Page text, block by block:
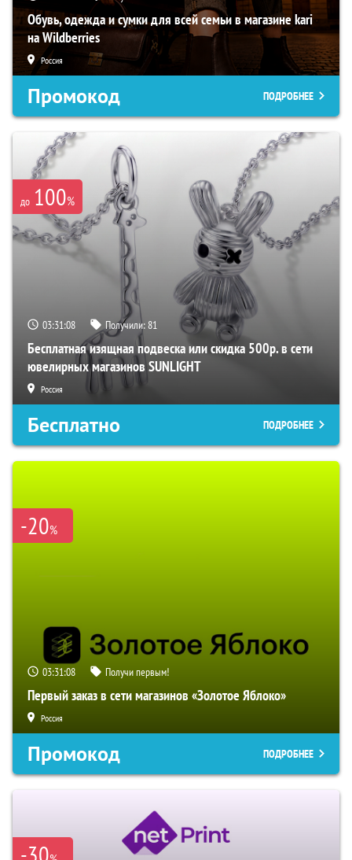
Обувь, одежда и сумки для всей семьи в магазине kari
на Wildberries
Россия
Промокод ПОДРОБНЕЕ
до 100%
03:31:08 Получили:81
Бесплатная изящная подвеска или скидка 500р. в сети
ювелирных магазинов SUNLIGHT
Россия
Бесплатно ПОДРОБНЕЕ
-20%
03:31:08 Получи первым!
Первый заказ в сети магазинов «Золотое Яблоко»
Россия
Промокод ПОДРОБНЕЕ